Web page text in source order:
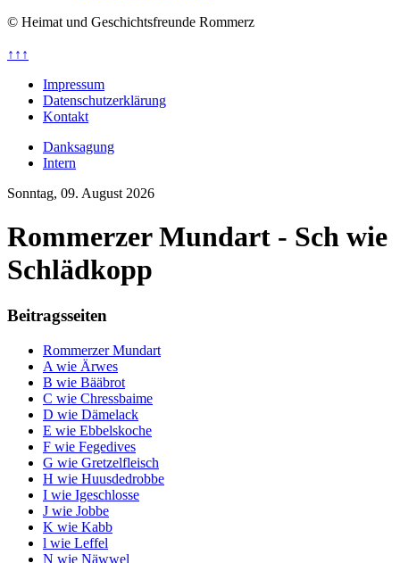
© Heimat und Geschichtsfreunde Rommerz
↑↑↑
Impressum
Datenschutzerklärung
Kontakt
Danksagung
Intern
Sonntag, 09. August 2026
Rommerzer Mundart - Sch wie
Schlädkopp
Beitragsseiten
Rommerzer Mundart
A wie Ärwes
B wie Bääbrot
C wie Chressbaime
D wie Dämelack
E wie Ebbelskoche
F wie Fegedives
G wie Gretzelfleisch
H wie Huusdedrobbe
I wie Igeschlosse
J wie Jobbe
K wie Kabb
l wie Leffel
N wie Näwwel